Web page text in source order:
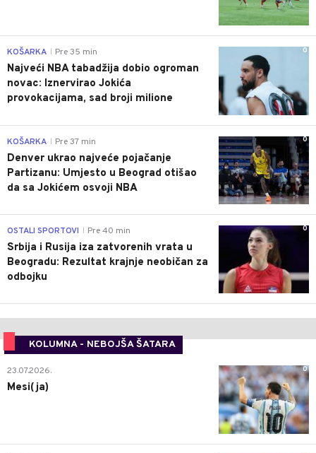
0
KOŠARKA Pre 35 min
Najveći NBA tabadžija dobio ogroman
novac: Iznervirao Jokića
provokacijama, sad broji milione
0
KOŠARKA Pre 37 min
Denver ukrao najveće pojačanje
Partizanu: Umjesto u Beograd otišao
da sa Jokićem osvoji NBA
0
OSTALI SPORTOVI Pre 40 min
Srbija i Rusija iza zatvorenih vrata u
Beogradu: Rezultat krajnje neobičan za
odbojku
KOLUMNA - NEBOJŠA ŠATARA
0
23.07.2026.
Mesi(ja)